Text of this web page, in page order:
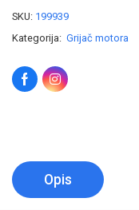
SKU: 199939
Kategorija: Grijač motora
Opis